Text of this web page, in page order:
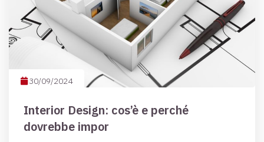
30/09/2024
Interior Design: cos’è e perché
dovrebbe impor